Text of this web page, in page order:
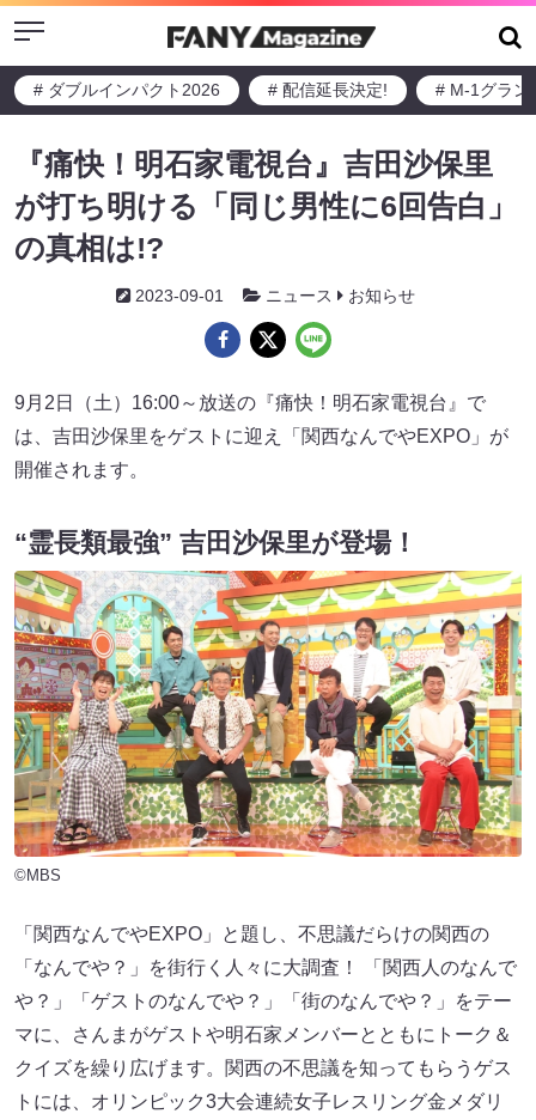
Menu
# ダブルインパクト2026 # 配信延長決定! # M-1グラン
『痛快！明石家電視台』吉田沙保里
が打ち明ける「同じ男性に6回告白」
の真相は!?
2023-09-01 ニュース お知らせ
9月2日（土）16:00～放送の『痛快！明石家電視台』で
は、吉田沙保里をゲストに迎え「関西なんでやEXPO」が
開催されます。
“霊長類最強” 吉田沙保里が登場！
©MBS
「関西なんでやEXPO」と題し、不思議だらけの関西の
「なんでや？」を街行く人々に大調査！ 「関西人のなんで
や？」「ゲストのなんでや？」「街のなんでや？」をテー
マに、さんまがゲストや明石家メンバーとともにトーク＆
クイズを繰り広げます。関西の不思議を知ってもらうゲス
トには、オリンピック3大会連続女子レスリング金メダリ